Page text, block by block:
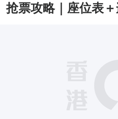
抢票攻略｜座位表